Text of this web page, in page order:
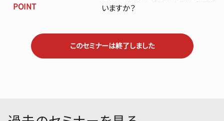
POINT
いますか？
このセミナーは終了しました